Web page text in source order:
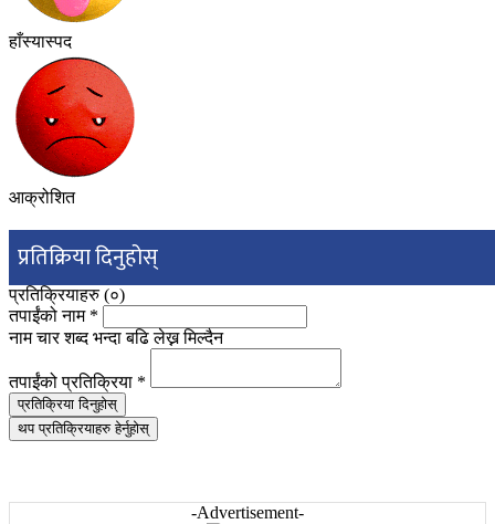
हाँस्यास्पद
आक्रोशित
प्रतिक्रिया दिनुहोस्
प्रतिक्रियाहरु (०)
तपाईंको नाम *
नाम चार शब्द भन्दा बढि लेख्न मिल्दैन
तपाईंको प्रतिक्रिया *
प्रतिक्रिया दिनुहोस्
थप प्रतिक्रियाहरु हेर्नुहोस्
-Advertisement-